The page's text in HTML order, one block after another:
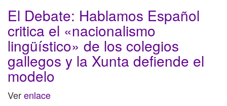
El Debate: Hablamos Español
critica el «nacionalismo
lingüístico» de los colegios
gallegos y la Xunta defiende el
modelo
Verenlace